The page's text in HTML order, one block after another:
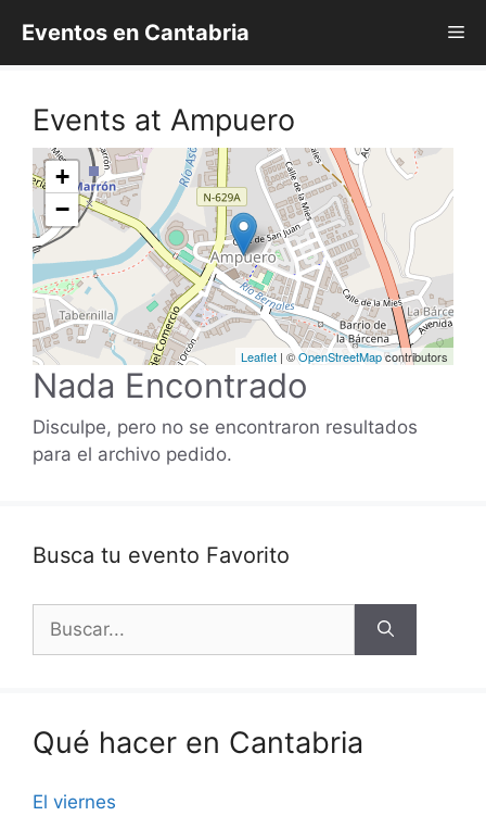
contenido
Eventos en Cantabria
Events at Ampuero
+
−
Leaflet | ©OpenStreetMapcontributors
Nada Encontrado
Disculpe, pero no se encontraron resultados
para el archivo pedido.
Busca tu evento Favorito
Buscar:
Qué hacer en Cantabria
El viernes